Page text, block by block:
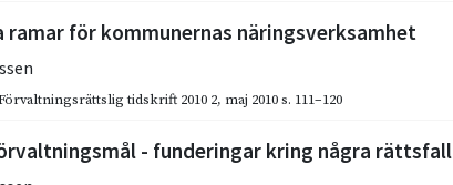
ramar för kommunernas näringsverksamhet
tidskrift 2010 2, maj 2010s. 111–120
- funderingar kring några rättsfall